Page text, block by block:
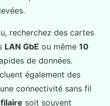
recherchez des cartes
LAN GbE ou même 10
de données.
également des
connectivité sans fil
soit souvent